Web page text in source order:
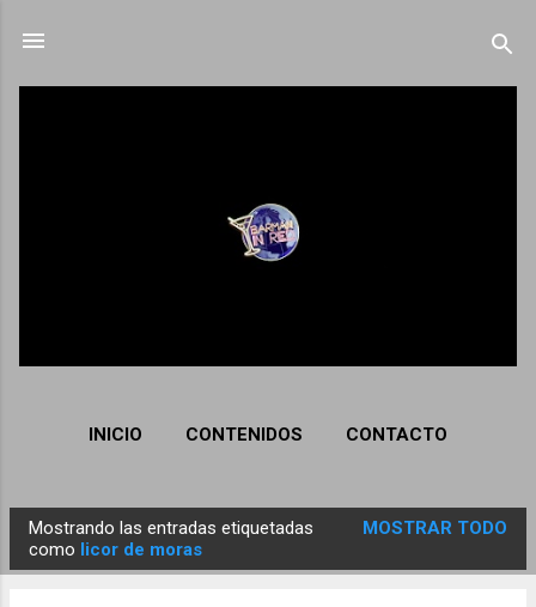
INICIO CONTENIDOS CONTACTO
n
Mostrando las entradas etiquetadas
como licor de moras
MOSTRAR TODO